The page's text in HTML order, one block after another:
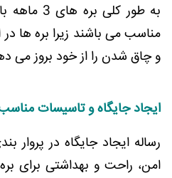
مناسب می باشند زیرا بره ها
و چاق شدن را از خود بروز می
ایجاد جایگاه و تاسیسات
رساله ایجاد جایگاه در پروار
امن، راحت و بهداشتی برای